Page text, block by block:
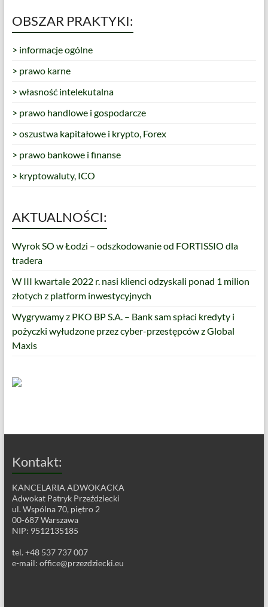
OBSZAR PRAKTYKI:
> informacje ogólne
> prawo karne
> własność intelekutalna
> prawo handlowe i gospodarcze
> oszustwa kapitałowe i krypto, Forex
> prawo bankowe i finanse
> kryptowaluty, ICO
AKTUALNOŚCI:
Wyrok SO w Łodzi – odszkodowanie od FORTISSIO dla
tradera
W III kwartale 2022 r. nasi klienci odzyskali ponad 1 milion
złotych z platform inwestycyjnych
Wygrywamy z PKO BP S.A. – Bank sam spłaci kredyty i
pożyczki wyłudzone przez cyber-przestępców z Global
Maxis
Kontakt:
KANCELARIA ADWOKACKA
Adwokat Patryk Przeździecki
ul. Wspólna 70, piętro 2
00-687 Warszawa
NIP: 9512135185
tel. +48 537 737 007
e-mail: office@przezdziecki.eu